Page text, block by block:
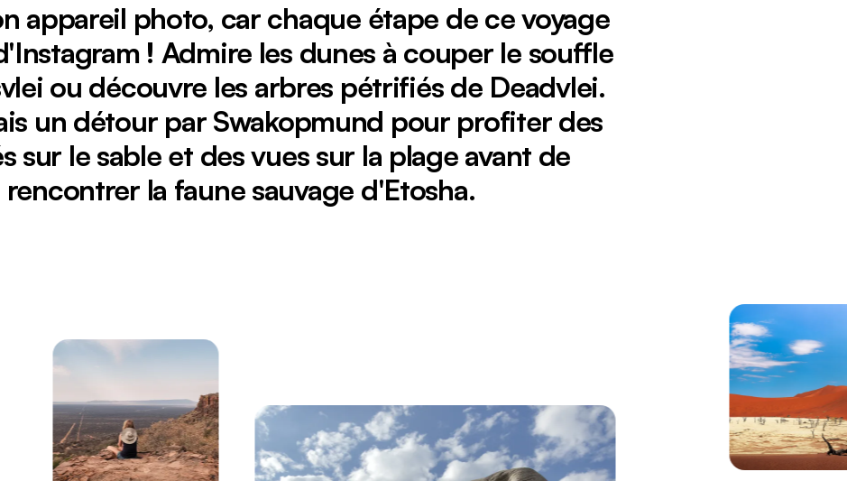
savane namibienne sous un ciel nuageux spectaculaire dans le parc national d'Etosha.
appareil photo, car chaque étape de ce voyage
! Admire les dunes à couper le souffle
ou découvre les arbres pétrifiés de Deadvlei.
un détour par Swakopmund pour profiter des
sur le sable et des vues sur la plage avant de
rencontrer la faune sauvage d'Etosha.